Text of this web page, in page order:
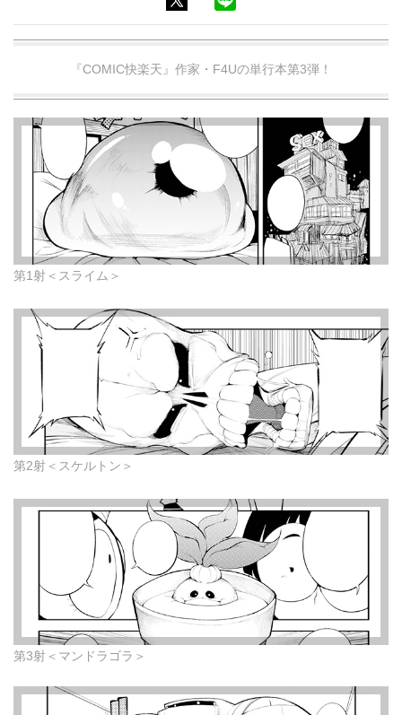
『COMIC快楽天』作家・F4Uの単行本第3弾！
第1射＜スライム＞
第2射＜スケルトン＞
第3射＜マンドラゴラ＞